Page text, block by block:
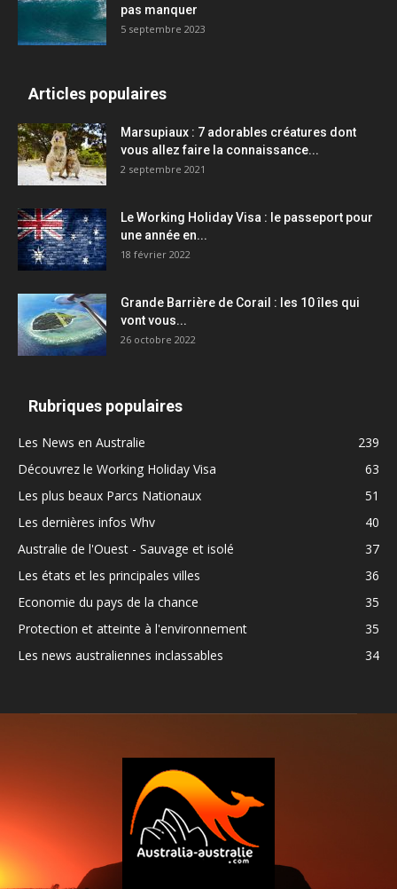
pas manquer
5 septembre 2023
Articles populaires
Marsupiaux : 7 adorables créatures dont
vous allez faire la connaissance...
2 septembre 2021
Le Working Holiday Visa : le passeport pour
une année en...
18 février 2022
Grande Barrière de Corail : les 10 îles qui
vont vous...
26 octobre 2022
Rubriques populaires
Les News en Australie
239
Découvrez le Working Holiday Visa
63
Les plus beaux Parcs Nationaux
51
Les dernières infos Whv
40
Australie de l'Ouest - Sauvage et isolé
37
Les états et les principales villes
36
Economie du pays de la chance
35
Protection et atteinte à l'environnement
35
Les news australiennes inclassables
34